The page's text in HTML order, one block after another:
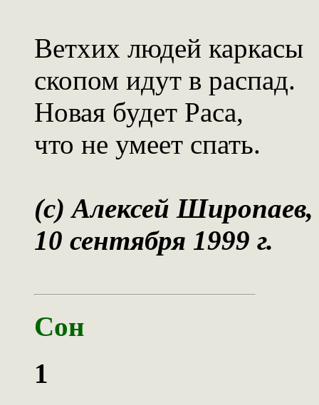
Ветхих людей каркасы
скопом идут в распад.
Новая будет Раса,
что не умеет спать.
(c) Алексей Широпаев,
10 сентября 1999 г.
Сон
1